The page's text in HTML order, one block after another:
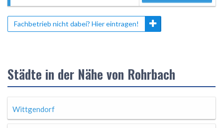
Fachbetrieb nicht dabei? Hier eintragen!
Städte in der Nähe von Rohrbach
Wittgendorf